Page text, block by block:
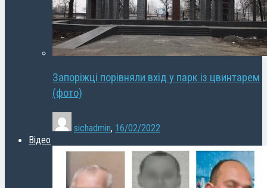
Запоріжці порівняли вхід у парк із цвинтарем
(фото)
sichadmin, 16/02/2022
Відео